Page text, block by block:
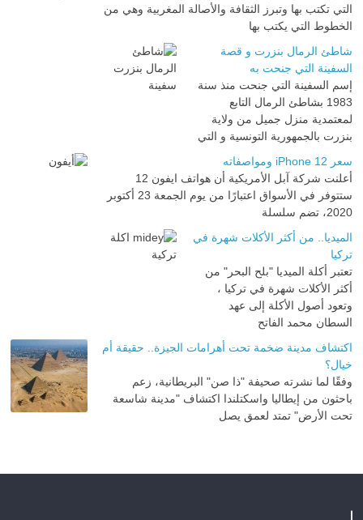
التي تكتب بها وتبرز الثقافة والأصالة المغربية وهي من
الخطوط التي يكتب بها
شاطئ الرمال بنزرت و قصة
السفينة التي جنحت به
إسم السفينة التي جنحت منذ سنة
1983 بشاطئ الرمال التابع
لمعتمدية منزل جميل من ولاية
بنزرت بالجمهورية التونسية و التي
سعر iPhone 12 ومواصفاته
أعلنت شركة آبل الأمريكية أن هواتف ايفون 12
ستتوفر في الأسواق اعتبارًا من يوم الجمعة 23 أكتوبر
2020، تضم سلسلة
الميديا.. من أكثر الأكلات شهرة في
تركيا
تعتبر أكلة الميديا "بلح البحر" من
أكثر الأكلات شهرة في تركيا ،
وتعود أصول الأكلة إلى عهد
السطان محمد الفاتح
اكتشاف مدينة ضخمة تحت أهرامات الجيزة.. حقيقة أم
خيال؟
وفقًا لما نشرته صحيفة "ذا صن" البريطانية، زعم
باحثون من إيطاليا واسكتلندا اكتشاف "مدينة شاسعة
تحت الأرض" تمتد لعمق يصل